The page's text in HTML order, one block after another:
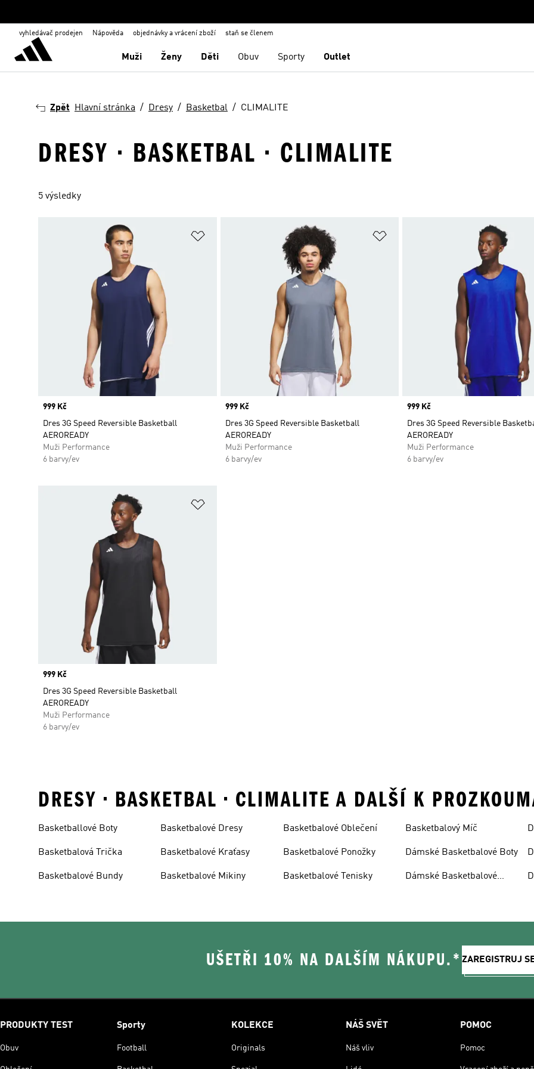
vyhledávač prodejen Nápověda objednávky a vrácení zboží staň se členem
Muži Ženy Děti Obuv Sporty Outlet
Zpět Hlavní stránka Dresy Basketbal CLIMALITE
DRESY · BASKETBAL · CLIMALITE
5 výsledky
Přidat do seznamu přání
Price
999 Kč
Dres 3G Speed Reversible Basketball
AEROREADY
Muži Performance
6 barvy/ev
Přidat do seznamu přání
Price
999 Kč
Dres 3G Speed Reversible Basketball
AEROREADY
Muži Performance
6 barvy/ev
Price
999 Kč
Dres 3G Speed Reversible
AEROREADY
Muži Performance
6 barvy/ev
Price
999 Kč
Dres 3G Speed Reversible Basketball
AEROREADY
Muži Performance
6 barvy/ev
DRESY • BASKETBAL • CLIMALITE A DALŠÍ K
Basketballové Boty
Basketbalová Trička
Basketbalové Bundy
Basketbalové Dresy
Basketbalové Kraťasy
Basketbalové Mikiny
Basketbalové Oblečení
Basketbalové Ponožky
Basketbalové Tenisky
Basketbalový Míč
Dámské Basketbalové Boty
Dámské Basketbalové
UŠETŘI 10% NA DALŠÍM NÁKUPU.* ZAREGISTRUJ
PRODUKTY TEST
Obuv
Sporty
Football
KOLEKCE
Originals
NÁŠ SVĚT
Náš vliv
POMOC
Pomoc